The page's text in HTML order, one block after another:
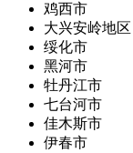
鸡西市
大兴安岭地区
绥化市
黑河市
牡丹江市
七台河市
佳木斯市
伊春市